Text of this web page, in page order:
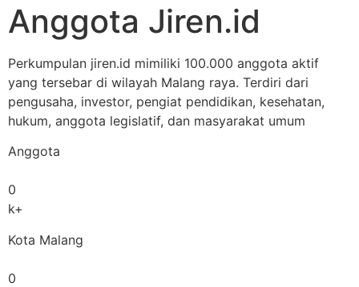
Anggota Jiren.id
Perkumpulan jiren.id mimiliki 100.000 anggota aktif
yang tersebar di wilayah Malang raya. Terdiri dari
pengusaha, investor, pengiat pendidikan, kesehatan,
hukum, anggota legislatif, dan masyarakat umum
Anggota
0
k+
Kota Malang
0